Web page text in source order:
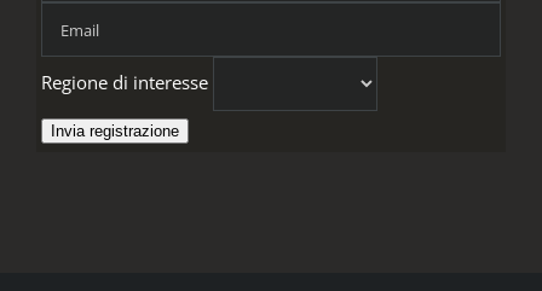
Regione di interesse
Invia registrazione